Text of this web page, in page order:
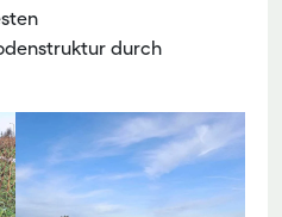
durch